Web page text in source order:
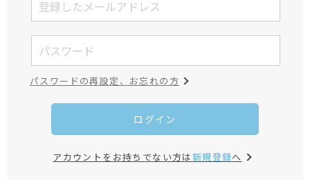
パスワードの再設定、お忘れの方
ログイン
アカウントをお持ちでない方は新規登録へ